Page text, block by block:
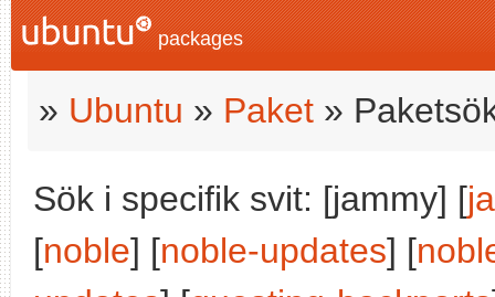
packages
» Ubuntu » Paket »
Sök i specifik svit: [jammy] [
[noble] [noble-updates] [